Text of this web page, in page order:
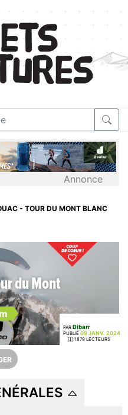
Annonce
- TOUR DU MONT BLANC
du Mont
PAR Bibarr
PUBLIÉ 09 JANV. 2024
1879 LECTEURS